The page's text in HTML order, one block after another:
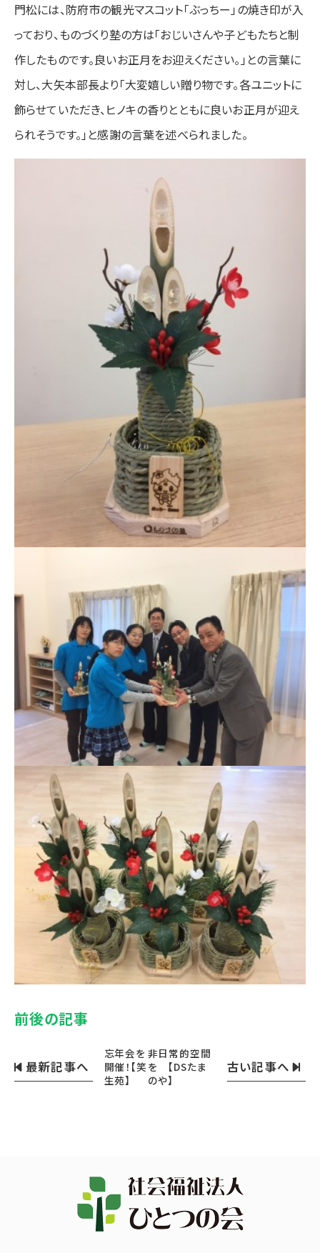
門松には、防府市の観光マスコット「ぶっちー」の焼き印が入
っており、ものづくり塾の方は「おじいさんや子どもたちと制
作したものです。良いお正月をお迎えください。」との言葉に
対し、大矢本部長より「大変嬉しい贈り物です。各ユニットに
飾らせていただき、ヒノキの香りとともに良いお正月が迎え
られそうです。」と感謝の言葉を述べられました。
前後の記事
最新記事へ
忘年会を
開催！【笑
生苑】
古い記事へ
非日常的空間
を 【DSたま
のや】